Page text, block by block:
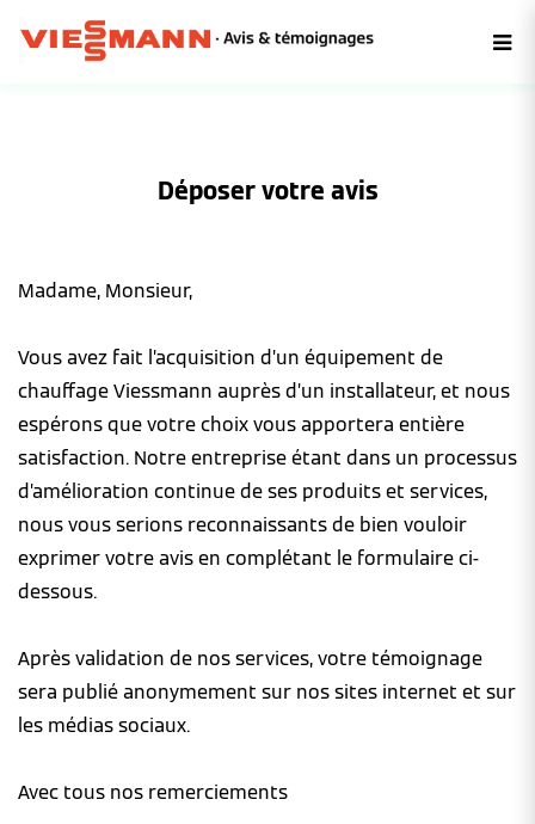
Déposer votre avis
Madame, Monsieur,
Vous avez fait l’acquisition d’un équipement de
chauffage Viessmann auprès d’un installateur, et nous
espérons que votre choix vous apportera entière
satisfaction. Notre entreprise étant dans un processus
d’amélioration continue de ses produits et services,
nous vous serions reconnaissants de bien vouloir
exprimer votre avis en complétant le formulaire ci-
dessous.
Après validation de nos services, votre témoignage
sera publié anonymement sur nos sites internet et sur
les médias sociaux.
Avec tous nos remerciements